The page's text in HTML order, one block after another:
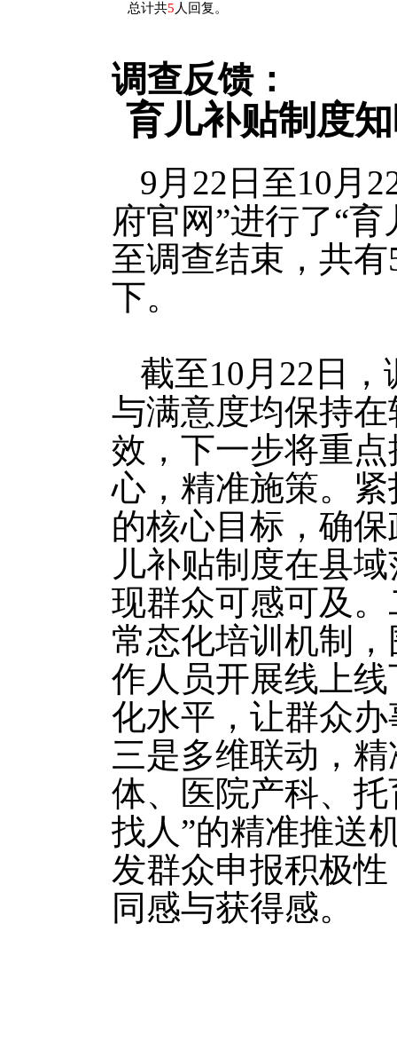
总计共5 人回复。
调查反馈：
育儿补贴制度
9月22日至10月
府官网”进行了“
至调查结束，共
下。
截至10月22日
与满意度均保持
效，下一步将重
心，精准施策。
的核心目标，确
儿补贴制度在县
现群众可感可及
常态化培训机制
作人员开展线上
化水平，让群众
三是多维联动，
体、医院产科、
找人”的精准推送
发群众申报积极
同感与获得感。